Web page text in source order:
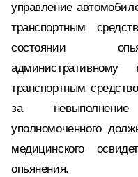
управление
транспортным
состоянии
транспортным
за невыполнение
уполномоченного
медицинского
опьянения.